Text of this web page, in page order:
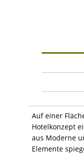
Auf einer
Hotelkonzept
aus Moderne
Elemente